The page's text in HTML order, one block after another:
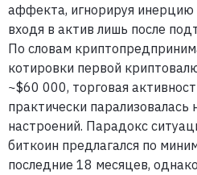
аффекта, игнорируя
входя в актив лишь после
По словам
котировки первой
~$60 000, торговая
практически парализовалась
настроений. Парадокс
биткоин предлагался по
последние 18 месяцев,